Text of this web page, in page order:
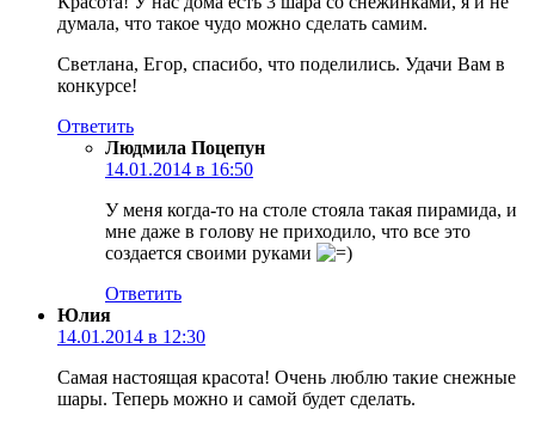
думала, что такое чудо можно сделать самим.
Светлана, Егор, спасибо, что поделились. Удачи Вам в
конкурсе!
Ответить
Людмила Поцепун
14.01.2014 в 16:50
У меня когда-то на столе стояла такая пирамида, и
мне даже в голову не приходило, что все это
создается своими руками
Ответить
Юлия
14.01.2014 в 12:30
Самая настоящая красота! Очень люблю такие снежные
шары. Теперь можно и самой будет сделать.